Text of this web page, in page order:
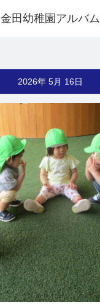
金田幼稚園アルバム
2026年 5月 16日